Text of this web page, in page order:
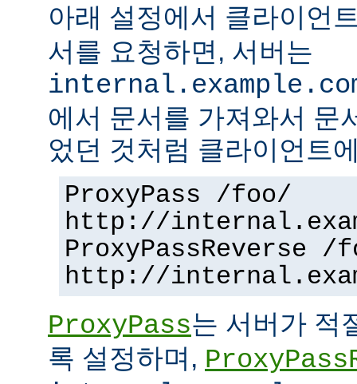
아래 설정에서 클라이언
서를 요청하면, 서버는
에서 문서를 가져와서 문
었던 것처럼 클라이언트
ProxyPass /foo/
http://
ProxyPassReverse /
http://
ProxyPass는 서버가 적
록 설정하며,